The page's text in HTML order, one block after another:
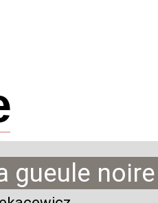
gueule noire